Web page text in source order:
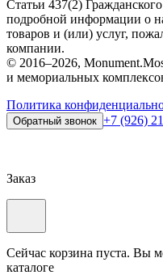
Статьи 437(2)
подробной информации о
товаров и (или) услуг,
компании.
© 2016–2026,
и мемориальных
Политика
Обратный звонок +7 (926)
Заказ
Сейчас корзина пуста. Вы
каталоге